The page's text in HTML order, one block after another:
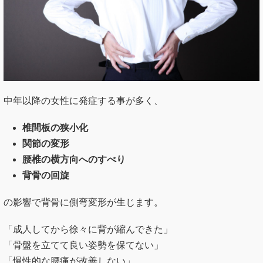
中年以降の女性に発症する事が多く、
椎間板の狭小化
関節の変形
腰椎の横方向へのすべり
背骨の回旋
の影響で背骨に側弯変形が生じます。
「成人してから徐々に背が縮んできた」
「骨盤を立てて良い姿勢を保てない」